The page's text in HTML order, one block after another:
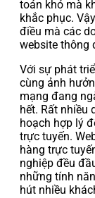
toán khó mà
khắc phục.
điều mà các
website thông
Với sự phát
cùng ảnh
mạng đang
hết. Rất nhiều
hoạch hợp lý
trực tuyến.
hàng trực
nghiệp đều
những tính
hút nhiều